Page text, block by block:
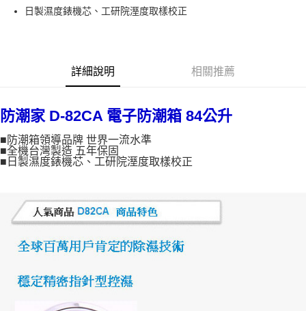
運送方式
貨到付現給宅配司機 (大家電需貨到付款服務 請電洽0977103621)
日製濕度錶機芯、工研院溼度取樣校正
詳細說明 相關推薦
防潮家 D-82CA 電子防潮箱 84公升
■防潮箱領導品牌 世界一流水準
■全機台灣製造 五年保固
■日製濕度錶機芯、工研院溼度取樣校正